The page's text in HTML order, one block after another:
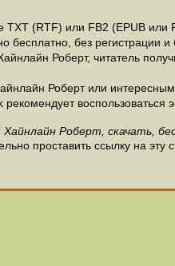
(RTF) или FB2 (EPUB или
бесплатно, без регистрации
Роберт, читатель
Роберт или
Хайнлайн Роберт, скачать,
проставить ссылку на эту